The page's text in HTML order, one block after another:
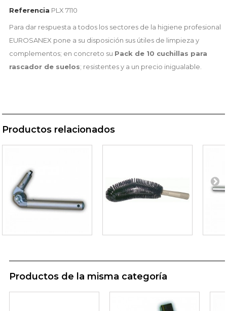
Referencia PLX 7110
Para dar respuesta a todos los sectores de la higiene profesional
EUROSANEX pone a su disposición sus útiles de limpieza y
complementos; en concreto su Pack de 10 cuchillas para
rascador de suelos; resistentes y a un precio inigualable.
Productos relacionados
Productos de la misma categoría